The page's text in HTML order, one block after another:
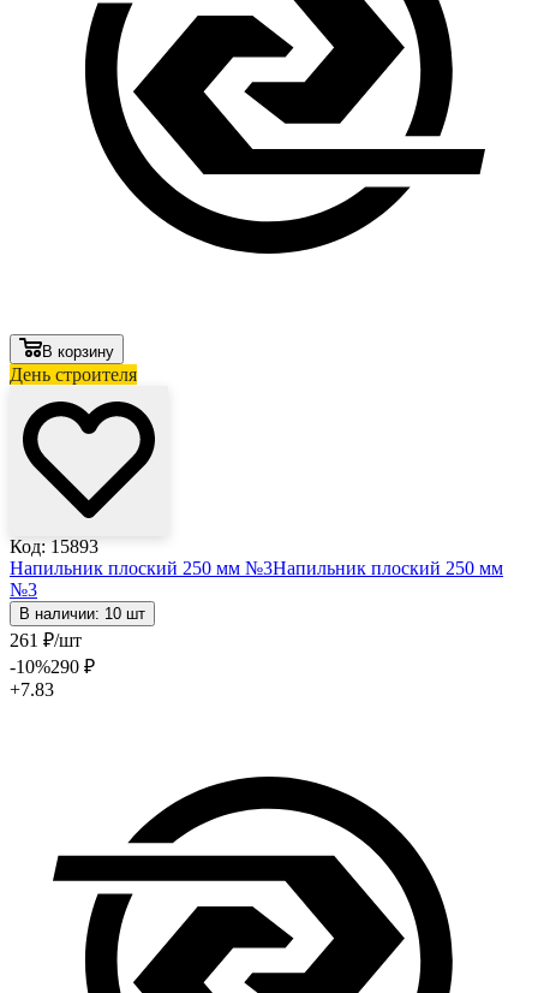
В корзину
День строителя
Код: 15893
Напильник плоский 250 мм №3Напильник плоский 250 мм
№3
В наличии: 10 шт
261 ₽/шт
-10%290 ₽
+7.83